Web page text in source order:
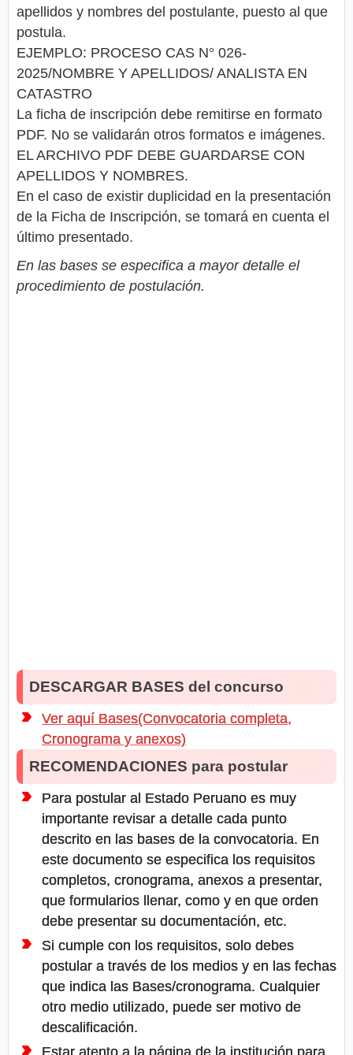
apellidos y nombres del postulante, puesto al que
postula.
EJEMPLO: PROCESO CAS N° 026-
2025/NOMBRE Y APELLIDOS/ ANALISTA EN
CATASTRO
La ficha de inscripción debe remitirse en formato
PDF. No se validarán otros formatos e imágenes.
EL ARCHIVO PDF DEBE GUARDARSE CON
APELLIDOS Y NOMBRES.
En el caso de existir duplicidad en la presentación
de la Ficha de Inscripción, se tomará en cuenta el
último presentado.
En las bases se especifica a mayor detalle el
procedimiento de postulación.
DESCARGAR BASES del concurso
Ver aquí Bases(Convocatoria completa,
Cronograma y anexos)
RECOMENDACIONES para postular
Para postular al Estado Peruano es muy
importante revisar a detalle cada punto
descrito en las bases de la convocatoria. En
este documento se especifica los requisitos
completos, cronograma, anexos a presentar,
que formularios llenar, como y en que orden
debe presentar su documentación, etc.
Si cumple con los requisitos, solo debes
postular a través de los medios y en las fechas
que indica las Bases/cronograma. Cualquier
otro medio utilizado, puede ser motivo de
descalificación.
Estar atento a la página de la institución para